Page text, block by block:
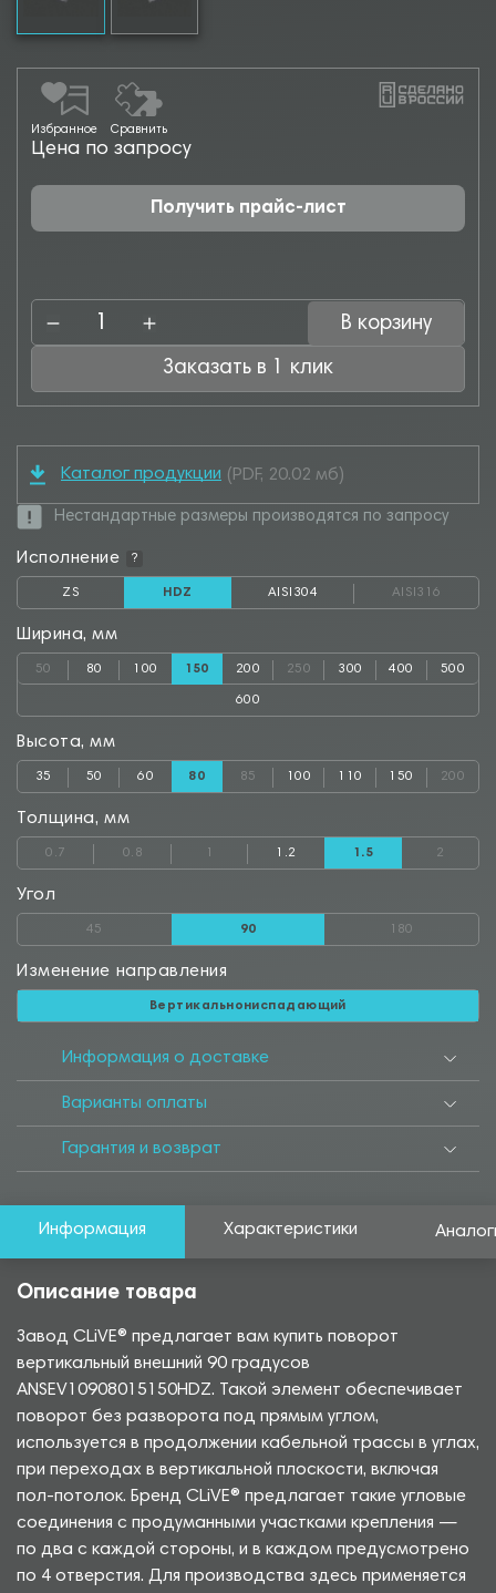
Избранное Сравнить
Цена по запросу
Получить прайс-лист
В корзину
Заказать в 1 клик
Каталог продукции (PDF, 20.02 мб)
Нестандартные размеры производятся по запросу
Исполнение ?
ZS HDZ AISI304 AISI316
Ширина, мм
50 80 100 150 200 250 300 400 500
600
Высота, мм
35 50 60 80 85 100 110 150 200
Толщина, мм
0.7 0.8 1.2 1.5 2
Угол
45 90 180
Изменение направления
Вертикальнониспадающий
Информация о доставке
Варианты оплаты
Гарантия и возврат
Информация Характеристики
Описание товара
Завод CLiVE® предлагает вам купить поворот
вертикальный внешний 90 градусов
ANSEV10908015150HDZ. Такой элемент обеспечивает
поворот без разворота под прямым углом,
используется в продолжении кабельной трассы в углах,
при переходах в вертикальной плоскости, включая
пол-потолок. Бренд CLiVE® предлагает такие угловые
соединения с продуманными участками крепления —
по два с каждой стороны, и в каждом предусмотрено
по 4 отверстия. Для производства здесь применяется